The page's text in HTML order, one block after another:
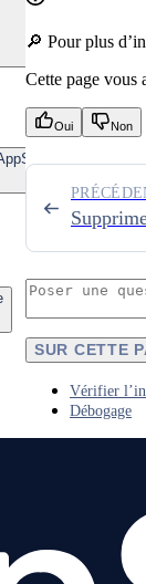
des
🔎 Pour plus
Cette page vous
Oui Non
SUR CETTE
Vérifier
Débogage